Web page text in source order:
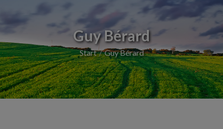
Guy Bérard
Start Guy Bérard